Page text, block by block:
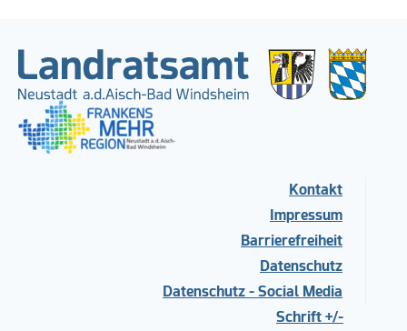
Kontakt
Impressum
Barrierefreiheit
Datenschutz
Datenschutz - Social Media
Schrift +/-